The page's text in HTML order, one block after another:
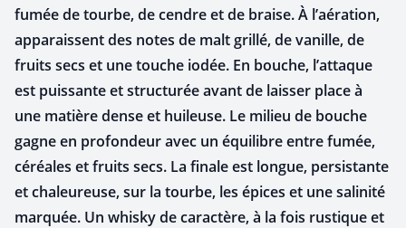
fumée de tourbe, de cendre et de braise. À l’aération,
apparaissent des notes de malt grillé, de vanille, de
fruits secs et une touche iodée. En bouche, l’attaque
est puissante et structurée avant de laisser place à
une matière dense et huileuse. Le milieu de bouche
gagne en profondeur avec un équilibre entre fumée,
céréales et fruits secs. La finale est longue, persistante
et chaleureuse, sur la tourbe, les épices et une salinité
marquée. Un whisky de caractère, à la fois rustique et